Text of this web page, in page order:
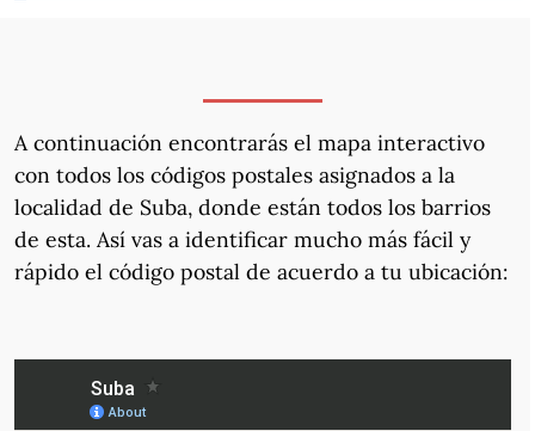
A continuación encontrarás el mapa interactivo
con todos los códigos postales asignados a la
localidad de Suba, donde están todos los barrios
de esta. Así vas a identificar mucho más fácil y
rápido el código postal de acuerdo a tu ubicación: